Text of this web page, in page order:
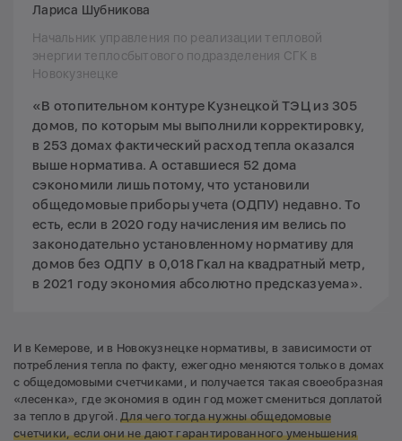
Лариса Шубникова
Начальник управления по реализации тепловой
энергии теплосбытового подразделения СГК в
Новокузнецке
«В отопительном контуре Кузнецкой ТЭЦ из 305
домов, по которым мы выполнили корректировку,
в 253 домах фактический расход тепла оказался
выше норматива. А оставшиеся 52 дома
сэкономили лишь потому, что установили
общедомовые приборы учета (ОДПУ) недавно. То
есть, если в 2020 году начисления им велись по
законодательно установленному нормативу для
домов без ОДПУ в 0,018 Гкал на квадратный метр,
в 2021 году экономия абсолютно предсказуема».
И в Кемерове, и в Новокузнецке нормативы, в зависимости от
потребления тепла по факту, ежегодно меняются только в домах
с общедомовыми счетчиками, и получается такая своеобразная
«лесенка», где экономия в один год может смениться доплатой
за тепло в другой.Для чего тогда нужны общедомовые
счетчики, если они не дают гарантированного уменьшения